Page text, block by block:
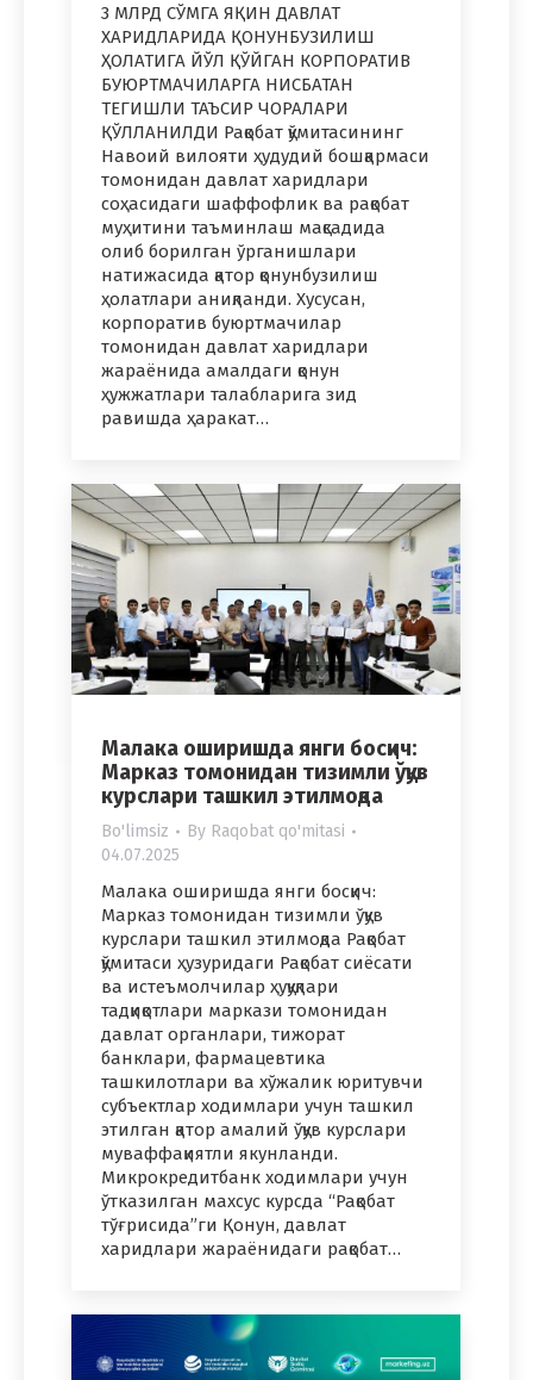
3 МЛРД СЎМГА ЯҚИН ДАВЛАТ
ХАРИДЛАРИДА ҚОНУНБУЗИЛИШ
ҲОЛАТИГА ЙЎЛ ҚЎЙГАН КОРПОРАТИВ
БУЮРТМАЧИЛАРГА НИСБАТАН
ТЕГИШЛИ ТАЪСИР ЧОРАЛАРИ
ҚЎЛЛАНИЛДИ Рақобат қўмитасининг
Навоий вилояти ҳудудий бошқармаси
томонидан давлат харидлари
соҳасидаги шаффофлик ва рақобат
муҳитини таъминлаш мақсадида
олиб борилган ўрганишлари
натижасида қатор қонунбузилиш
ҳолатлари аниқланди. Хусусан,
корпоратив буюртмачилар
томонидан давлат харидлари
жараёнида амалдаги қонун
ҳужжатлари талабларига зид
равишда ҳаракат…
Малака оширишда янги босқич:
Марказ томонидан тизимли ўқув
курслари ташкил этилмоқда
Bo'limsiz By Raqobat qo'mitasi
04.07.2025
Малака оширишда янги босқич:
Марказ томонидан тизимли ўқув
курслари ташкил этилмоқда Рақобат
қўмитаси ҳузуридаги Рақобат сиёсати
ва истеъмолчилар ҳуқуқлари
тадқиқотлари маркази томонидан
давлат органлари, тижорат
банклари, фармацевтика
ташкилотлари ва хўжалик юритувчи
субъектлар ходимлари учун ташкил
этилган қатор амалий ўқув курслари
муваффақиятли якунланди.
Микрокредитбанк ходимлари учун
ўтказилган махсус курсда “Рақобат
тўғрисида”ги Қонун, давлат
харидлари жараёнидаги рақобат…